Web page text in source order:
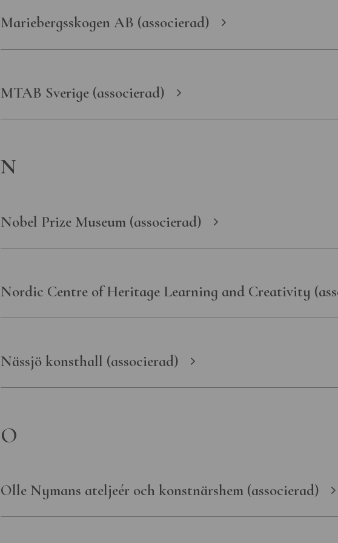
Mariebergsskogen AB (associerad)
MTAB Sverige (associerad)
N
Nobel Prize Museum (associerad)
Nordic Centre of Heritage Learning and Creativity
Nässjö konsthall (associerad)
O
Olle Nymans ateljeér och konstnärshem (associerad)